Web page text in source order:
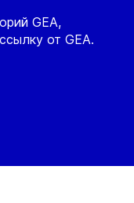
GEA,
от GEA.